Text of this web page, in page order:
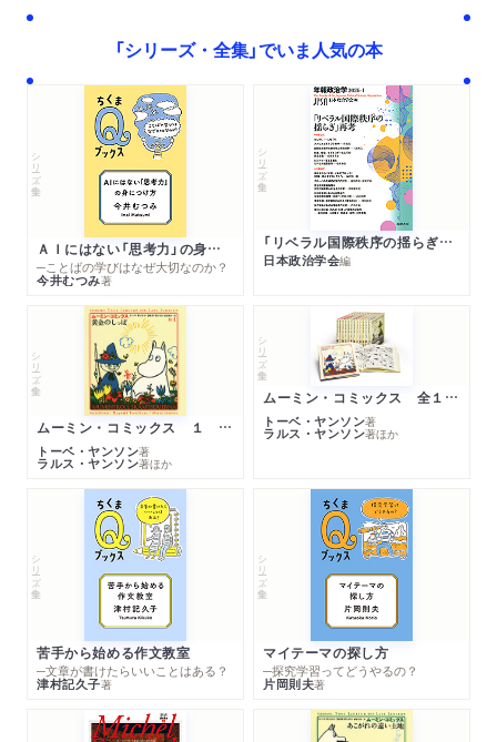
「シリーズ・全集」でいま人気の本
シリーズ・全集
ＡＩにはない「思考力」の身につけ方
─ことばの学びはなぜ大切なのか？
今井むつみ著
シリーズ・全集
「リベラル国際秩序の揺らぎ」再考 年報政治学２０２６‐Ⅰ
日本政治学会編
シリーズ・全集
ムーミン・コミックス １ 黄金のしっぽ
トーベ・ヤンソン著
ラルス・ヤンソン著ほか
シリーズ・全集
ムーミン・コミックス 全１４巻セット
トーベ・ヤンソン著
ラルス・ヤンソン著ほか
シリーズ・全集
苦手から始める作文教室
─文章が書けたらいいことはある？
津村記久子著
シリーズ・全集
マイテーマの探し方
─探究学習ってどうやるの？
片岡則夫著